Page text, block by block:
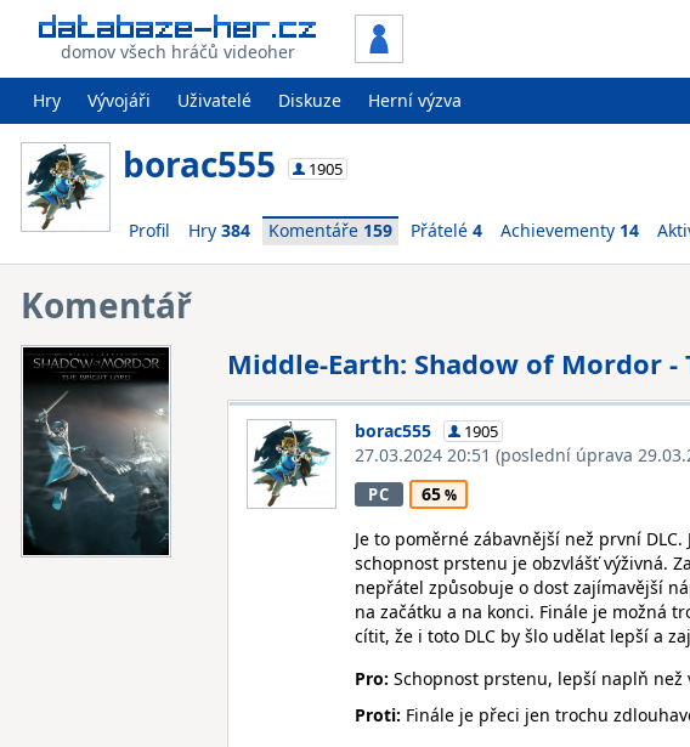
domov všech hráčů videoher
Hry Vývojáři Uživatelé Diskuze Herní výzva
borac555 1905
Profil Hry 384 Komentáře 159 Přátelé 4 Achievementy 14
Komentář
Middle-Earth: Shadow of Mordor -
borac555 1905
27.03.2024 20:51 (poslední úprava
PC
65
Je to poměrné zábavnější než první
schopnost prstenu je obzvlášť výživná.
nepřátel způsobuje o dost zajímavější
na začátku a na konci. Finále je možná
cítit, že i toto DLC by šlo udělat lepší a
Pro: Schopnost prstenu, lepší naplň než
Proti: Finále je přeci jen trochu